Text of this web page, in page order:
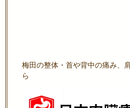
梅田の整体・首や背中の痛み、
ら